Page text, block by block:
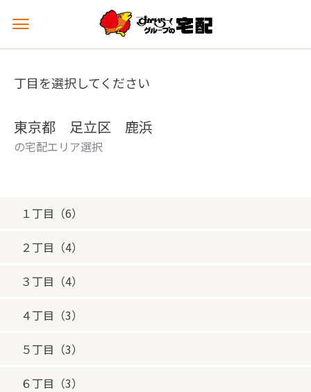
メ
ュ
を
丁目を選択してください
東京都 足立区 鹿浜
の宅配エリア選択
１丁目（6）
２丁目（4）
３丁目（4）
４丁目（3）
５丁目（3）
６丁目（3）